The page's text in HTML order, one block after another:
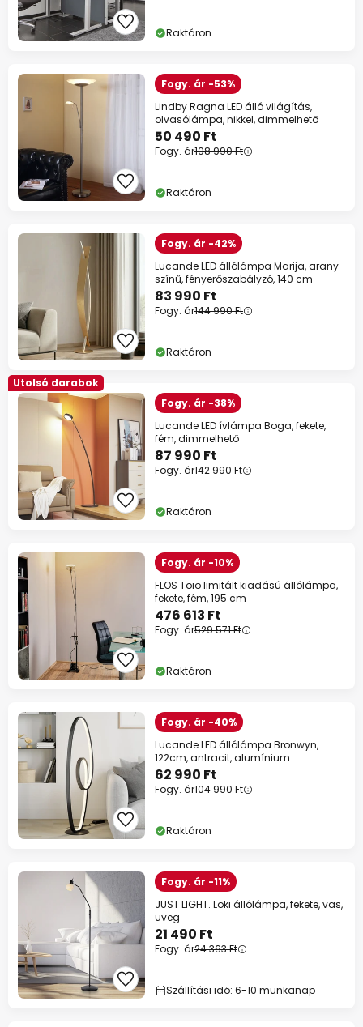
Raktáron
Fogy. ár -53%
Lindby Ragna LED álló világítás,
olvasólámpa, nikkel, dimmelhető
50 490 Ft
Fogy. ár108 990 Ft
Raktáron
Fogy. ár -42%
Lucande LED állólámpa Marija, arany
színű, fényerőszabályzó, 140 cm
83 990 Ft
Fogy. ár144 990 Ft
Raktáron
Utolsó darabok
Fogy. ár -38%
Lucande LED ívlámpa Boga, fekete,
fém, dimmelhető
87 990 Ft
Fogy. ár142 990 Ft
Raktáron
Fogy. ár -10%
FLOS Toio limitált kiadású állólámpa,
fekete, fém, 195 cm
476 613 Ft
Fogy. ár529 571 Ft
Raktáron
Fogy. ár -40%
Lucande LED állólámpa Bronwyn,
122cm, antracit, alumínium
62 990 Ft
Fogy. ár104 990 Ft
Raktáron
Fogy. ár -11%
JUST LIGHT. Loki állólámpa, fekete, vas,
üveg
21 490 Ft
Fogy. ár24 363 Ft
Szállítási idő: 6-10 munkanap